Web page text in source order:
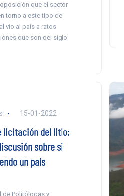
que el sector
torno a este tipo de
vio al país a ratos
que son del siglo
15-01-2022
licitación del litio:
sobre si
un país
de Politólogas y